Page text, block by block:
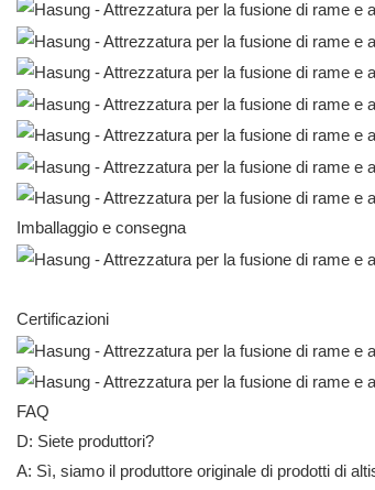
Imballaggio e consegna
Certificazioni
FAQ
D: Siete produttori?
A: Sì, siamo il produttore originale di prodotti di